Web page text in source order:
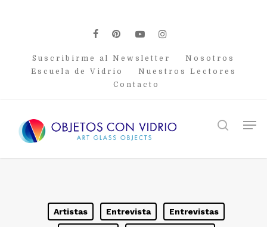
facebook
pinterest
youtubeinstagram
Suscribirme al Newsletter
Nosotros
Escuela de Vidrio
Nuestros Lectores
Contacto
search
Artistas Entrevista Entrevistas